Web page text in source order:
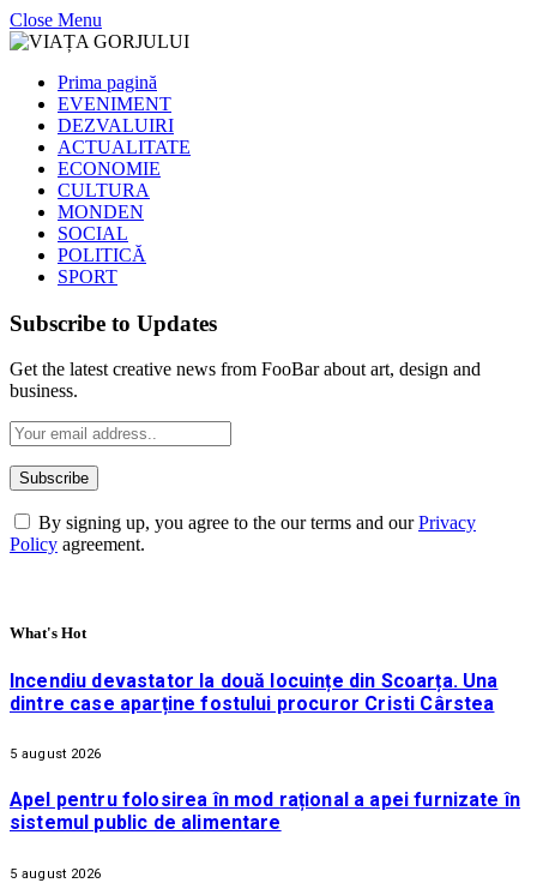
Close Menu
Prima pagină
EVENIMENT
DEZVALUIRI
ACTUALITATE
ECONOMIE
CULTURA
MONDEN
SOCIAL
POLITICĂ
SPORT
Subscribe to Updates
Get the latest creative news from FooBar about art, design and
business.
By signing up, you agree to the our terms and ourPrivacy
Policy agreement.
What's Hot
Incendiu devastator la două locuințe din Scoarța. Una
dintre case aparține fostului procuror Cristi Cârstea
5 august 2026
Apel pentru folosirea în mod rațional a apei furnizate în
sistemul public de alimentare
5 august 2026